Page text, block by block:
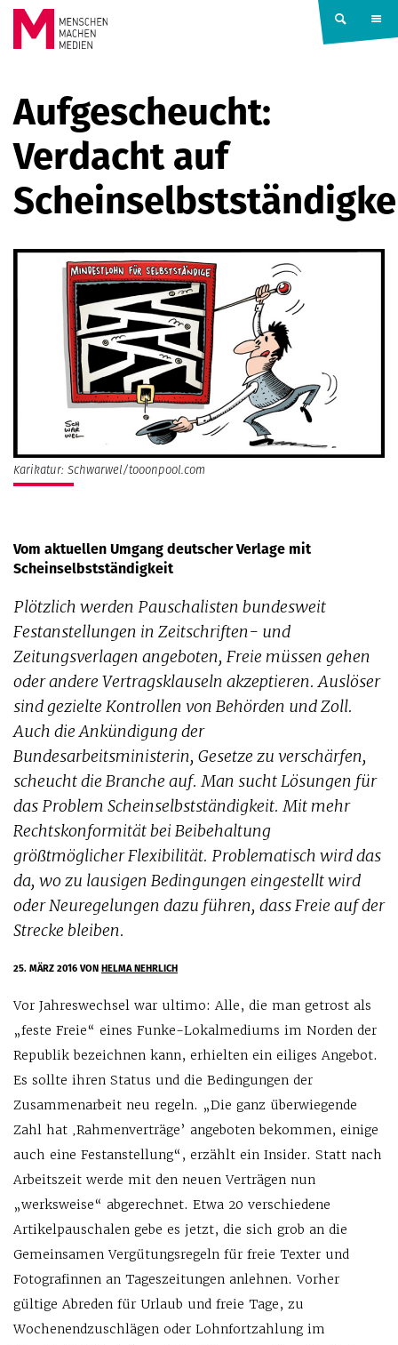
Springe zum Inhalt
MACHEN
MEDIEN
Aufgescheucht:
Verdacht auf
Karikatur: Schwarwel/tooonpool.com
Vom aktuellen Umgang deutscher Verlage mit
Scheinselbstständigkeit
Plötzlich werden Pauschalisten bundesweit
Festanstellungen in Zeitschriften- und
Zeitungsverlagen angeboten, Freie müssen gehen
oder andere Vertragsklauseln akzeptieren. Auslöser
sind gezielte Kontrollen von Behörden und Zoll.
Auch die Ankündigung der
Bundesarbeitsministerin, Gesetze zu verschärfen,
scheucht die Branche auf. Man sucht Lösungen für
das Problem Scheinselbstständigkeit. Mit mehr
Rechtskonformität bei Beibehaltung
größtmöglicher Flexibilität. Problematisch wird das
da, wo zu lausigen Bedingungen eingestellt wird
oder Neuregelungen dazu führen, dass Freie auf der
Strecke bleiben.
25. MÄRZ 2016VONHELMA NEHRLICH
Vor Jahreswechsel war ultimo: Alle, die man getrost als
„feste Freie“ eines Funke-Lokalmediums im Norden der
Republik bezeichnen kann, erhielten ein eiliges Angebot.
Es sollte ihren Status und die Bedingungen der
Zusammenarbeit neu regeln. „Die ganz überwiegende
Zahl hat ‚Rahmenverträge’ angeboten bekommen, einige
auch eine Festanstellung“, erzählt ein Insider. Statt nach
Arbeitszeit werde mit den neuen Verträgen nun
„werksweise“ abgerechnet. Etwa 20 verschiedene
Artikelpauschalen gebe es jetzt, die sich grob an die
Gemeinsamen Vergütungsregeln für freie Texter und
Fotografinnen an Tageszeitungen anlehnen. Vorher
gültige Abreden für Urlaub und freie Tage, zu
Wochenendzuschlägen oder Lohnfortzahlung im